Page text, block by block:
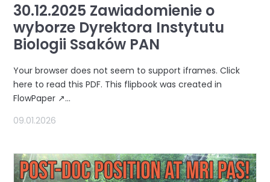
30.12.2025 Zawiadomienie o
wyborze Dyrektora Instytutu
Biologii Ssaków PAN
Your browser does not seem to support iframes. Click
here to read this PDF. This flipbook was created in
FlowPaper ↗...
09.01.2026